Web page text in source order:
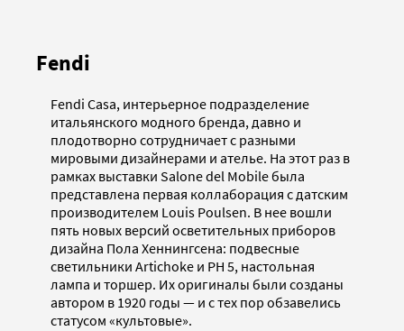
Fendi
Fendi Casa, интерьерное подразделение
итальянского модного бренда, давно и
плодотворно сотрудничает с разными
мировыми дизайнерами и ателье. На этот раз в
рамках выставки Salone del Mobile была
представлена первая коллаборация с датским
производителем Louis Poulsen. В нее вошли
пять новых версий осветительных приборов
дизайна Пола Хеннингсена: подвесные
светильники Artichoke и PH 5, настольная
лампа и торшер. Их оригиналы были созданы
автором в 1920 годы — и с тех пор обзавелись
статусом «культовые».